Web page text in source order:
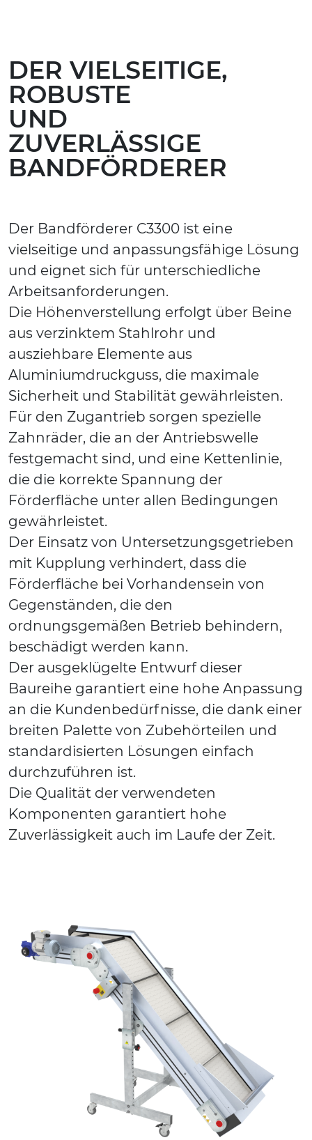
DER VIELSEITIGE,
ROBUSTE
UND
ZUVERLÄSSIGE
BANDFÖRDERER
Der Bandförderer C3300 ist eine
vielseitige und anpassungsfähige Lösung
und eignet sich für unterschiedliche
Arbeitsanforderungen.
Die Höhenverstellung erfolgt über Beine
aus verzinktem Stahlrohr und
ausziehbare Elemente aus
Aluminiumdruckguss, die maximale
Sicherheit und Stabilität gewährleisten.
Für den Zugantrieb sorgen spezielle
Zahnräder, die an der Antriebswelle
festgemacht sind, und eine Kettenlinie,
die die korrekte Spannung der
Förderfläche unter allen Bedingungen
gewährleistet.
Der Einsatz von Untersetzungsgetrieben
mit Kupplung verhindert, dass die
Förderfläche bei Vorhandensein von
Gegenständen, die den
ordnungsgemäßen Betrieb behindern,
beschädigt werden kann.
Der ausgeklügelte Entwurf dieser
Baureihe garantiert eine hohe Anpassung
an die Kundenbedürfnisse, die dank einer
breiten Palette von Zubehörteilen und
standardisierten Lösungen einfach
durchzuführen ist.
Die Qualität der verwendeten
Komponenten garantiert hohe
Zuverlässigkeit auch im Laufe der Zeit.